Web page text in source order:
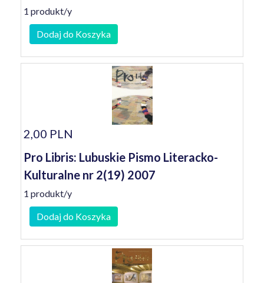
1 produkt/y
Dodaj do Koszyka
2,00 PLN
Pro Libris: Lubuskie Pismo Literacko-
Kulturalne nr 2(19) 2007
1 produkt/y
Dodaj do Koszyka